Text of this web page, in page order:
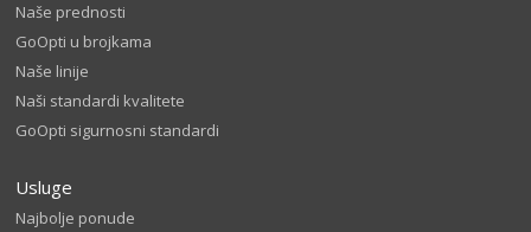
Naše prednosti
GoOpti u brojkama
Naše linije
Naši standardi kvalitete
GoOpti sigurnosni standardi
Usluge
Najbolje ponude